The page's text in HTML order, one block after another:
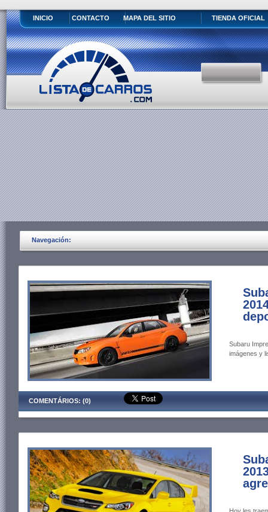
INICIO CONTACTO MAPA DEL SITIO TIENDA OFICIAL
Navegación:
Subaru
imágenes y
COMENTÁRIOS: (0)